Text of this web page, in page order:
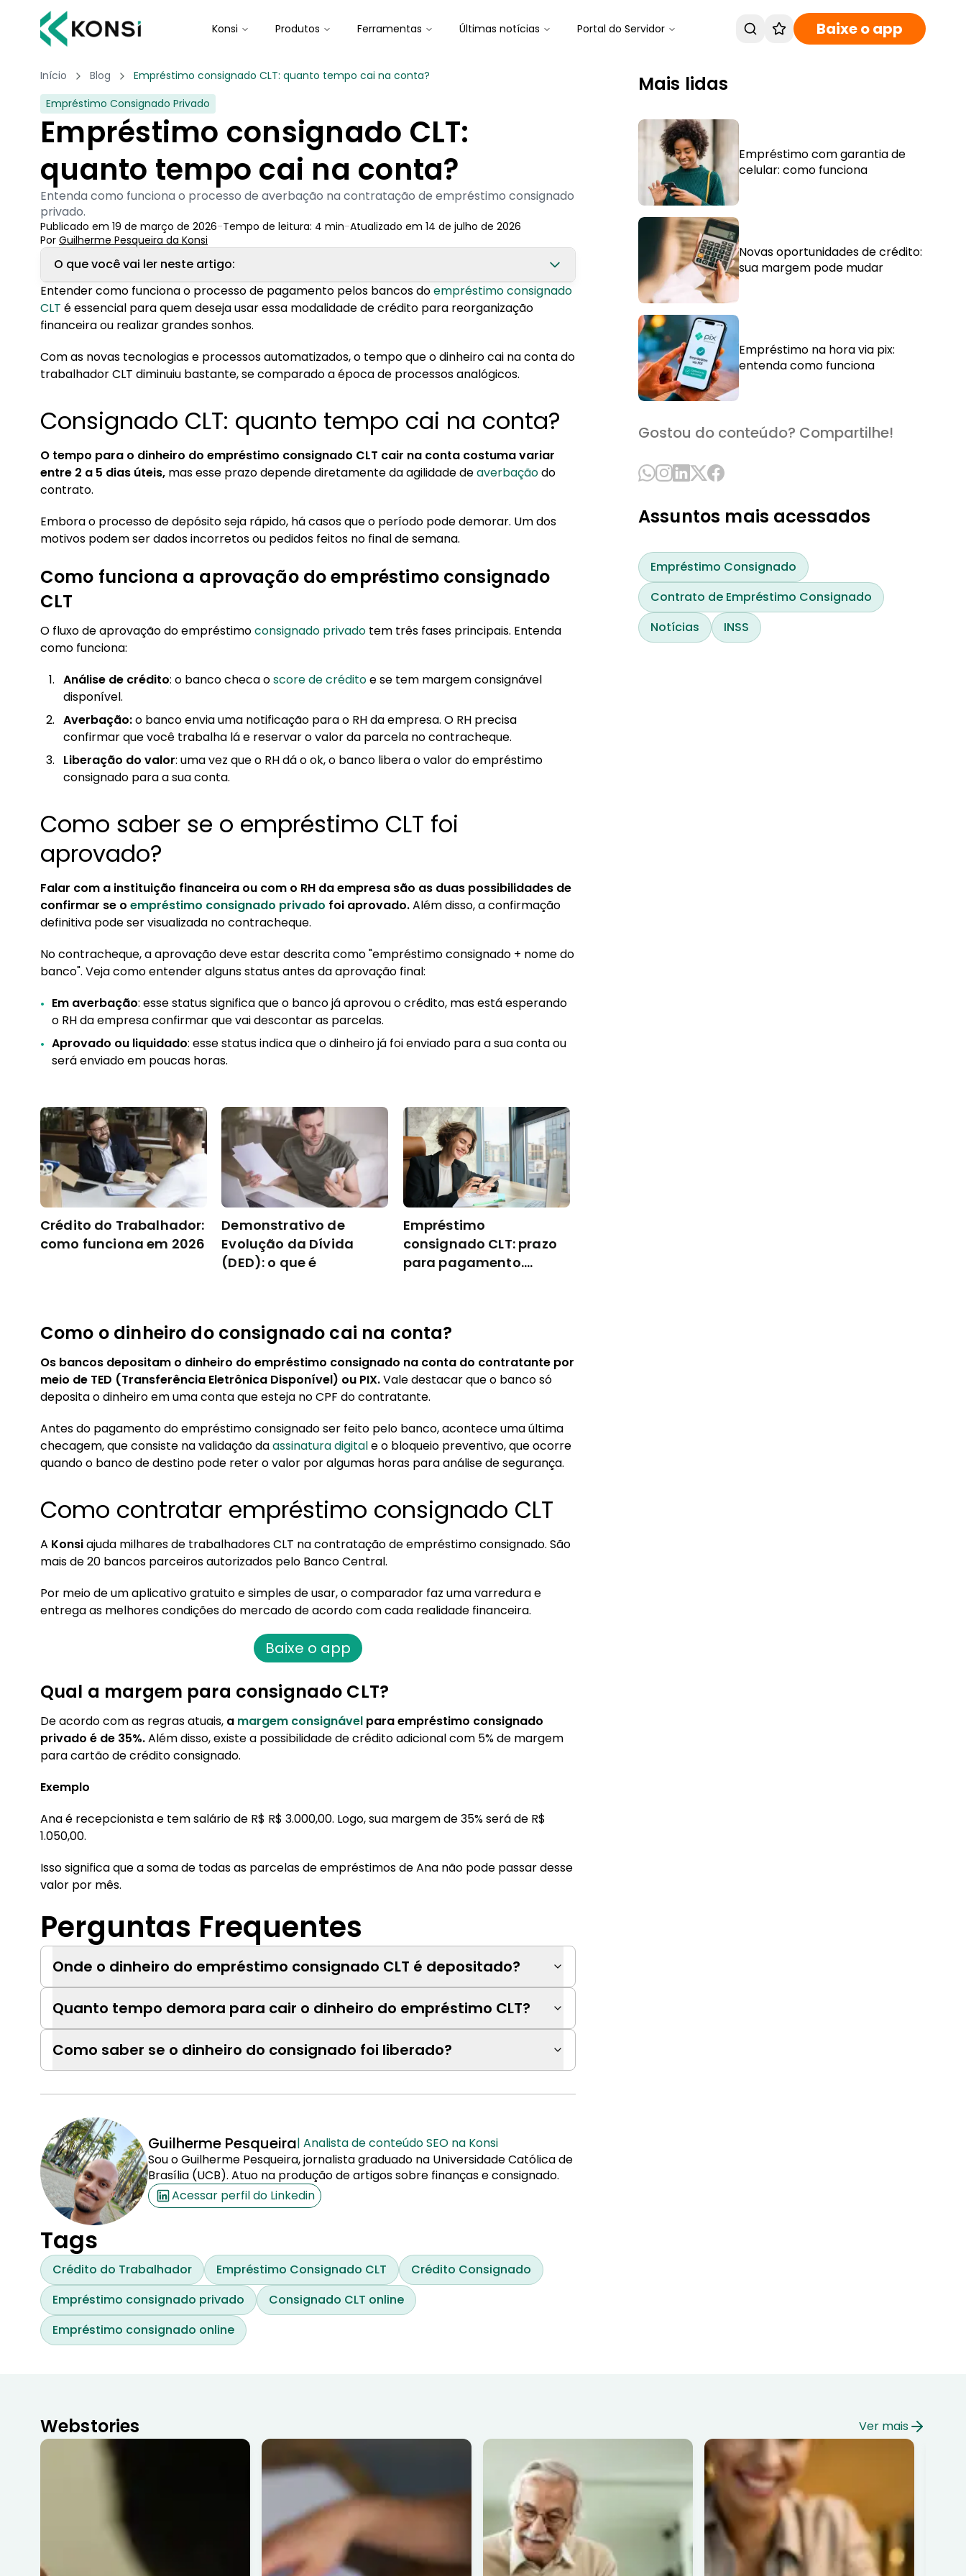
Konsi Produtos Ferramentas Últimas notícias Portal do Servidor Baixe o app
Início Blog
Empréstimo consignado CLT: quanto tempo cai na conta?
Empréstimo Consignado Privado
Empréstimo consignado CLT:
quanto tempo cai na conta?
Entenda como funciona o processo de averbação na contratação de empréstimo consignado
privado.
Publicado em 19 de março de 2026-Tempo de leitura: 4 min-Atualizado em 14 de julho de 2026
Por Guilherme Pesqueira da Konsi
O que você vai ler neste artigo:
1. Consignado CLT: quanto tempo cai na conta?
1.1. Como funciona a aprovação do empréstimo consignado CLT
2. Como saber se o empréstimo CLT foi aprovado?
2.1. Como o dinheiro do consignado cai na conta?
3.1. Qual a margem para consignado CLT?
Entender como funciona o processo de pagamento pelos bancos doempréstimo consignado
CLT é essencial para quem deseja usar essa modalidade de crédito para reorganização
financeira ou realizar grandes sonhos.
Com as novas tecnologias e processos automatizados, o tempo que o dinheiro cai na conta do
trabalhador CLT diminuiu bastante, se comparado a época de processos analógicos.
Consignado CLT: quanto tempo cai na conta?
O tempo para o dinheiro do empréstimo consignado CLT cair na conta costuma variar
entre 2 a 5 dias úteis, mas esse prazo depende diretamente da agilidade deaverbaçãodo
contrato.
Embora o processo de depósito seja rápido, há casos que o período pode demorar. Um dos
motivos podem ser dados incorretos ou pedidos feitos no final de semana.
Como funciona a aprovação do empréstimo consignado
CLT
O fluxo de aprovação do empréstimoconsignado privado tem três fases principais. Entenda
como funciona:
Análise de crédito: o banco checa oscore de créditoe se tem margem consignável
disponível.
Averbação:o banco envia uma notificação para o RH da empresa. O RH precisa
confirmar que você trabalha lá e reservar o valor da parcela no contracheque.
Liberação do valor: uma vez que o RH dá o ok, o banco libera o valor do empréstimo
consignado para a sua conta.
Como saber se o empréstimo CLT foi
aprovado?
Falar com a instituição financeira ou com o RH da empresa são as duas possibilidades de
confirmar se o empréstimo consignado privado foi aprovado.Além disso, a confirmação
definitiva pode ser visualizada no contracheque.
No contracheque, a aprovação deve estar descrita como "empréstimo consignado + nome do
banco". Veja como entender alguns status antes da aprovação final:
Em averbação: esse status significa que o banco já aprovou o crédito, mas está esperando
o RH da empresa confirmar que vai descontar as parcelas.
Aprovado ou liquidado: esse status indica que o dinheiro já foi enviado para a sua conta ou
será enviado em poucas horas.
Crédito do Trabalhador:
como funciona em 2026
Demonstrativo de
Evolução da Dívida
(DED): o que é
Empréstimo
consignado CLT: prazo
para pagamento.
Como o dinheiro do consignado cai na conta?
Os bancos depositam o dinheiro do empréstimo consignado na conta do contratante por
meio de TED (Transferência Eletrônica Disponível) ou PIX.Vale destacar que o banco só
deposita o dinheiro em uma conta que esteja no CPF do contratante.
Antes do pagamento do empréstimo consignado ser feito pelo banco, acontece uma última
checagem, que consiste na validação daassinatura digitale o bloqueio preventivo, que ocorre
quando o banco de destino pode reter o valor por algumas horas para análise de segurança.
Como contratar empréstimo consignado CLT
A Konsiajuda milhares de trabalhadores CLT na contratação de empréstimo consignado. São
mais de 20 bancos parceiros autorizados pelo Banco Central.
Por meio de um aplicativo gratuito e simples de usar, o comparador faz uma varredura e
entrega as melhores condições do mercado de acordo com cada realidade financeira.
Baixe o app
Qual a margem para consignado CLT?
De acordo com as regras atuais, a margem consignável para empréstimo consignado
privado é de 35%.Além disso, existe a possibilidade de crédito adicional com 5% de margem
para cartão de crédito consignado.
Exemplo
Ana é recepcionista e tem salário de R$ R$ 3.000,00. Logo, sua margem de 35% será de R$
1.050,00.
Isso significa que a soma de todas as parcelas de empréstimos de Ana não pode passar desse
valor por mês.
Perguntas Frequentes
Onde o dinheiro do empréstimo consignado CLT é depositado?
Quanto tempo demora para cair o dinheiro do empréstimo CLT?
Como saber se o dinheiro do consignado foi liberado?
Guilherme Pesqueira| Analista de conteúdo SEO na Konsi
Sou o Guilherme Pesqueira, jornalista graduado na Universidade Católica de
Brasília (UCB). Atuo na produção de artigos sobre finanças e consignado.
Acessar perfil do Linkedin
Tags
Crédito do Trabalhador Empréstimo Consignado CLT
Crédito Consignado
Empréstimo consignado privado
Consignado CLT online
Empréstimo consignado online
Mais lidas
Empréstimo com garantia de
celular: como funciona
Novas oportunidades de crédito:
sua margem pode mudar
Empréstimo na hora via pix:
entenda como funciona
Gostou do conteúdo? Compartilhe!
Assuntos mais acessados
Empréstimo Consignado
Contrato de Empréstimo Consignado
Notícias
INSS
Webstories Ver mais